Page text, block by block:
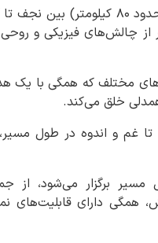
نخست، بعد سفر و پیمایش مسیری طولانی (حدود
چالش‌های فیزیکی و
مختلف که همگی با
خلق می‌کند.
تا غم و اندوه در طول
برگزار می‌شود، از
دارای قابلیت‌های